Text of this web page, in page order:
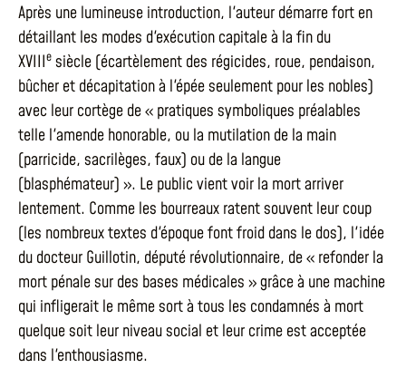
Après une lumineuse introduction, l'auteur démarre fort en
détaillant les modes d'exécution capitale à la fin du
XVIIIe siècle (écartèlement des régicides, roue, pendaison,
bûcher et décapitation à l'épée seulement pour les nobles)
avec leur cortège de « pratiques symboliques préalables
telle l'amende honorable, ou la mutilation de la main
(parricide, sacrilèges, faux) ou de la langue
(blasphémateur) ». Le public vient voir la mort arriver
lentement. Comme les bourreaux ratent souvent leur coup
(les nombreux textes d'époque font froid dans le dos), l'idée
du docteur Guillotin, député révolutionnaire, de « refonder la
mort pénale sur des bases médicales » grâce à une machine
qui infligerait le même sort à tous les condamnés à mort
quelque soit leur niveau social et leur crime est acceptée
dans l'enthousiasme.